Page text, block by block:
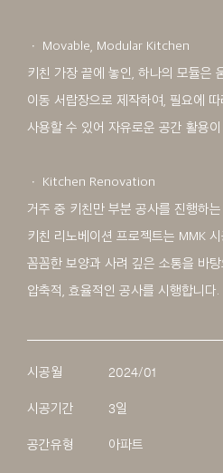
ㆍ Movable, Modular Kitchen
키친 가장 끝에 놓인, 하나의 모듈은
이동 서랍장으로 제작하여, 필요에
사용할 수 있어 자유로운 공간 활용이
ㆍ Kitchen Renovation
거주 중 키친만 부분 공사를 진행하는
키친 리노베이션 프로젝트는 MMK 시
꼼꼼한 보양과 사려 깊은 소통을 바탕
압축적, 효율적인 공사를 시행합니다.
시공월 2024/01
시공기간 3일
공간유형 아파트